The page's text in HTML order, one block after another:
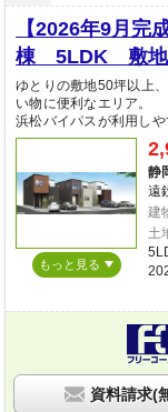
【2026年9月
棟 5LDK 敷地
ゆとりの敷地50坪以上
い物に便利なエリア。
浜松バイパスが利用し
もっと見る
静
遠
建
土
資料請求(